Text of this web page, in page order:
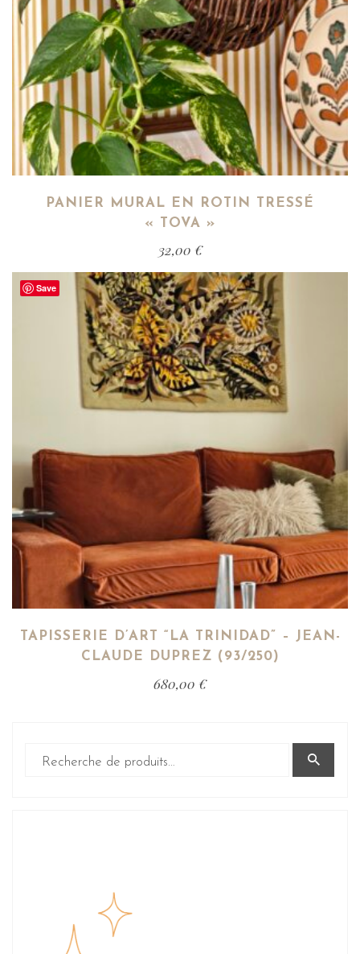
PANIER MURAL EN ROTIN TRESSÉ
« TOVA »
32,00 €
Save
TAPISSERIE D’ART “LA TRINIDAD” – JEAN-
CLAUDE DUPREZ (93/250)
680,00 €